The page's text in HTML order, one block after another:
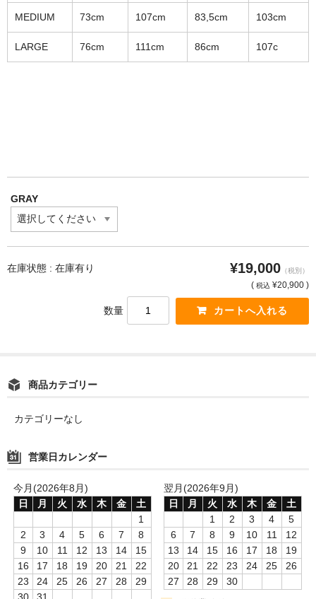
MEDIUM 73cm 107cm 83,5cm 103cm
LARGE 76cm 111cm 86cm 107c
GRAY
在庫状態 : 在庫有り ¥19,000 （税別）
( 税込 ¥20,900 )
数量
商品カテゴリー
カテゴリーなし
営業日カレンダー
今月(2026年8月)
日
月 火 水 木 金
土
1
2
3 4 5 6 7
8
9
10 11 12 13 14
15
16
17 18 19 20 21
22
23
24 25 26 27 28
29
翌月(2026年9月)
日
月 火 水 木 金
土
1
2 3 4
5
6
7 8 9 10 11
12
13
14 15 16 17 18
19
20
21 22 23 24 25
26
27
28 29
30